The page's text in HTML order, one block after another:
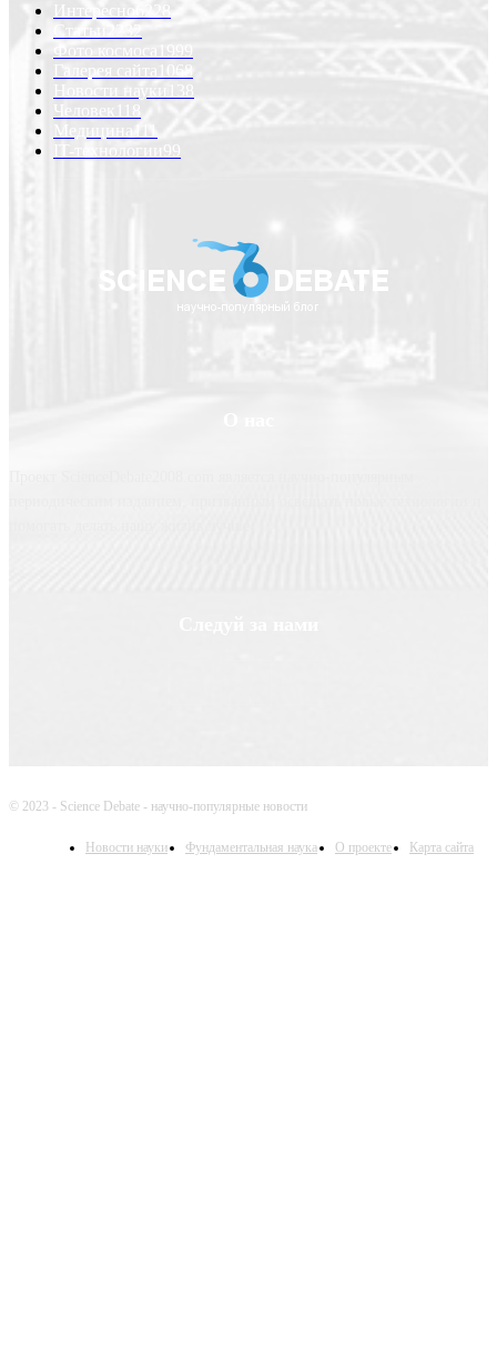
Интересно
Статьи
Фото космоса
1999
Галерея сайта 1068
Новости науки
Человек
Медицина
IT-технологии99
© 2023 - Science Debate - научно-популярные новости
Новости науки Фундаментальная наука О проекте Карта сайта